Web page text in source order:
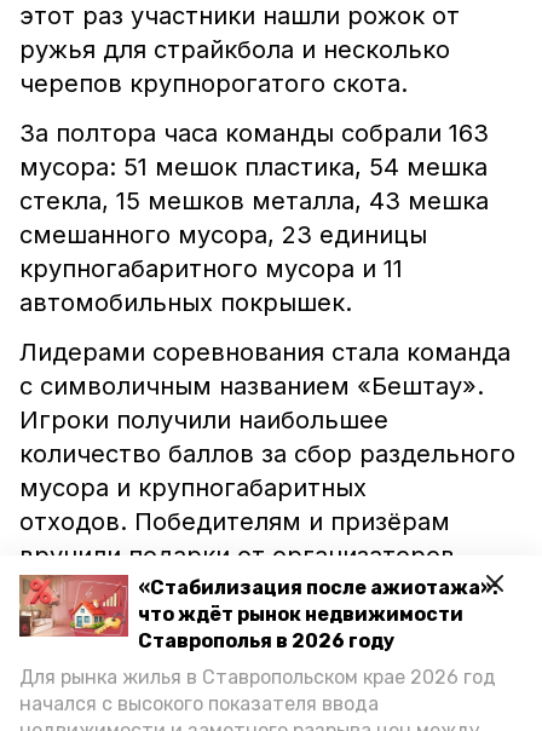
«Стабилизация после ажиотажа»:
что ждёт рынок недвижимости
Ставрополья в 2026 году
Для рынка жилья в Ставропольском крае 2026 год
начался с высокого показателя ввода
этот раз участники нашли рожок от
ружья для страйкбола и несколько
черепов крупнорогатого скота.
За полтора часа команды собрали 163
мусора: 51 мешок пластика, 54 мешка
стекла, 15 мешков металла, 43 мешка
смешанного мусора, 23 единицы
крупногабаритного мусора и 11
автомобильных покрышек.
Лидерами соревнования стала команда
с символичным названием «Бештау».
Игроки получили наибольшее
количество баллов за сбор раздельного
мусора и крупногабаритных
отходов. Победителям и призёрам
вручили подарки от организаторов.
Также для всех участников работала
полевая кухня.
Собранный мусор силами Успенского
Второ-Афонского Бештаугорского